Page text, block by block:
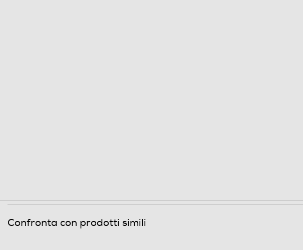
Confronta con prodotti simili